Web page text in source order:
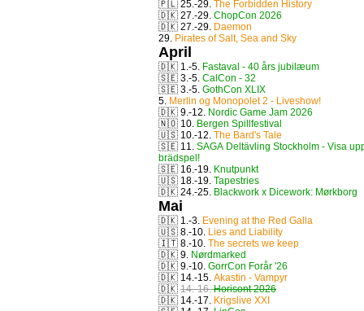
🇵🇱 25.-29. The Forbidden History
🇩🇰 27.-29. ChopCon 2026
🇩🇰 27.-29. Daemon
29. Pirates of Salt, Sea and Sky
April
🇩🇰 1.-5. Fastaval - 40 års jubilæum
🇸🇪 3.-5. CalCon - 32
🇸🇪 3.-5. GothCon XLIX
5. Merlin og Monopolet 2 - Liveshow!
🇩🇰 9.-12. Nordic Game Jam 2026
🇳🇴 10. Bergen Spillfestival
🇺🇸 10.-12. The Bard's Tale
🇸🇪 11. SAGA Deltävling Stockholm - Visa
brädspel!
🇸🇪 16.-19. Knutpunkt
🇺🇸 18.-19. Tapestries
🇩🇰 24.-25. Blackwork x Dicework: Mørkborg
Mai
🇩🇰 1.-3. Evening at the Red Galla
🇺🇸 8.-10. Lies and Liability
🇮🇹 8.-10. The secrets we keep
🇩🇰 9. Nørdmarked
🇩🇰 9.-10. GorrCon Forår '26
🇩🇰 14.-15. Akastin - Vampyr
🇩🇰 14.-16.Horisont 2026
🇩🇰 14.-17. Krigslive XXI